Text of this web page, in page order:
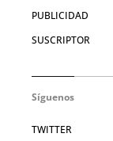
PUBLICIDAD
SUSCRIPTOR
Síguenos
TWITTER